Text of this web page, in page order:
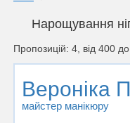
Нарощування
Пропозицій: 4, від 400
Вероніка
майстер манікюру